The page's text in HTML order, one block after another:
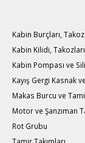
Kabin Burçları,
Kabin Kilidi,
Kabin Pompası ve
Kayış Gergi Kasnak
Makas Burcu ve
Motor ve Şanzıman
Rot Grubu